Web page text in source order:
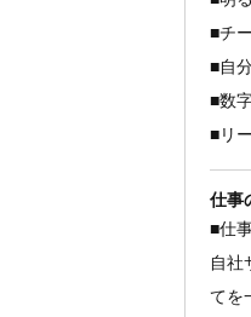
■チ
■自
■数
■リ
仕事
■仕
自社
てを